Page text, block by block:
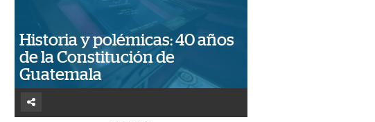
Historia y polémicas: 40 años
de la Constitución de
Guatemala